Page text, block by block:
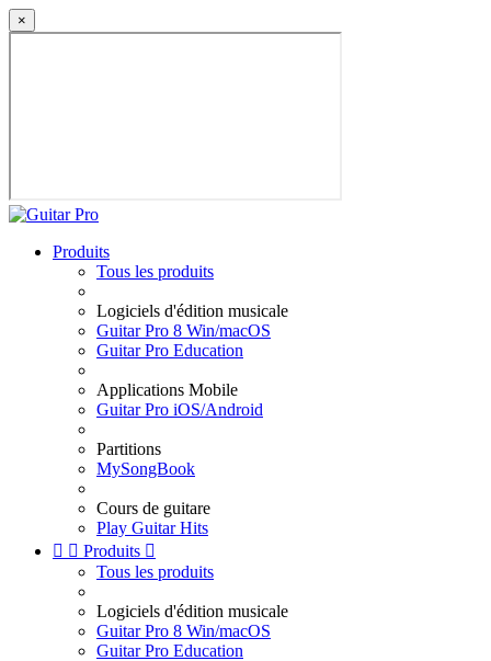
×
Produits
Tous les produits
Logiciels d'édition musicale
Guitar Pro 8 Win/macOS
Guitar Pro Education
Applications Mobile
Guitar Pro iOS/Android
Partitions
MySongBook
Cours de guitare
Play Guitar Hits
  Produits 
Tous les produits
Logiciels d'édition musicale
Guitar Pro 8 Win/macOS
Guitar Pro Education